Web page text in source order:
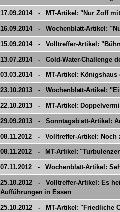
17.09.2014 - MT-Artikel: "Nur Zoff
16.09.2014 - Wochenblatt-Artikel:
15.09.2014 - Volltreffer-Artikel:
13.07.2014 - Cold-Water-Challenge
03.03.2014 - MT-Artikel: Königshaus
23.10.2013 - Wochenblatt-Artikel:
22.10.2013 - MT-Artikel:
29.09.2013 - Sonntagsblatt-Artikel:
08.11.2012 - Volltreffer-Artikel: Noch
08.11.2012 - MT-Artikel:
07.11.2012 - Wochenblatt-Artikel:
25.10.2012 - Volltreffer-Artikel: Es
Aufführungen in Essen
25.10.2012 - MT-Artikel: "Friedliche